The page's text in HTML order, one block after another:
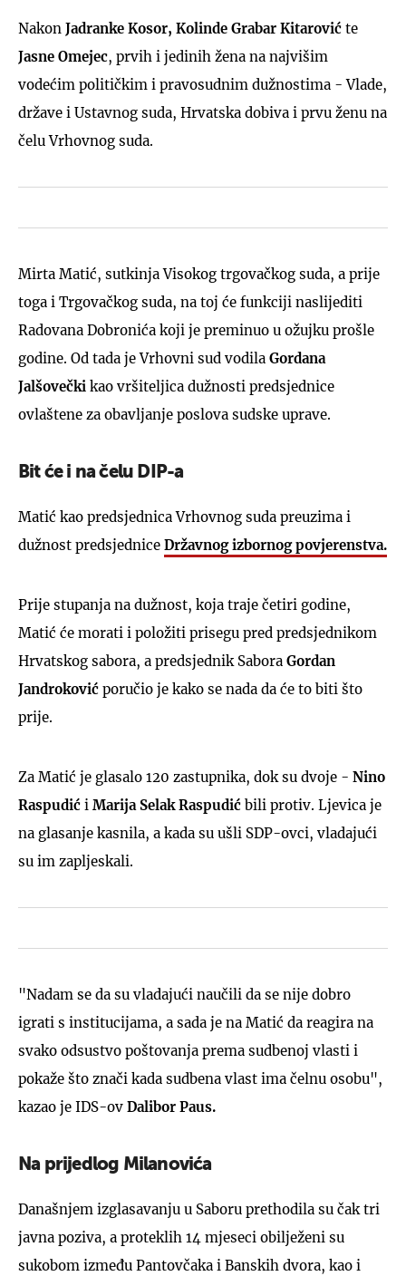
Nakon Jadranke Kosor, Kolinde Grabar Kitarović te
Jasne Omejec, prvih i jedinih žena na najvišim
vodećim političkim i pravosudnim dužnostima - Vlade,
države i Ustavnog suda, Hrvatska dobiva i prvu ženu na
čelu Vrhovnog suda.
Mirta Matić, sutkinja Visokog trgovačkog suda, a prije
toga i Trgovačkog suda, na toj će funkciji naslijediti
Radovana Dobronića koji je preminuo u ožujku prošle
godine. Od tada je Vrhovni sud vodila Gordana
Jalšovečki kao vršiteljica dužnosti predsjednice
ovlaštene za obavljanje poslova sudske uprave.
Bit će i na čelu DIP-a
Matić kao predsjednica Vrhovnog suda preuzima i
dužnost predsjednice Državnog izbornog povjerenstva.
Prije stupanja na dužnost, koja traje četiri godine,
Matić će morati i položiti prisegu pred predsjednikom
Hrvatskog sabora, a predsjednik Sabora Gordan
Jandroković poručio je kako se nada da će to biti što
prije.
Za Matić je glasalo 120 zastupnika, dok su dvoje - Nino
Raspudić i Marija Selak Raspudić bili protiv. Ljevica je
na glasanje kasnila, a kada su ušli SDP-ovci, vladajući
su im zapljeskali.
"Nadam se da su vladajući naučili da se nije dobro
igrati s institucijama, a sada je na Matić da reagira na
svako odsustvo poštovanja prema sudbenoj vlasti i
pokaže što znači kada sudbena vlast ima čelnu osobu",
kazao je IDS-ov Dalibor Paus.
Na prijedlog Milanovića
Današnjem izglasavanju u Saboru prethodila su čak tri
javna poziva, a proteklih 14 mjeseci obilježeni su
sukobom između Pantovčaka i Banskih dvora, kao i